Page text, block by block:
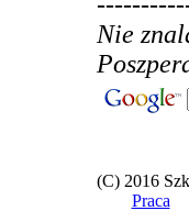
Nie
(C) 2016
Praca